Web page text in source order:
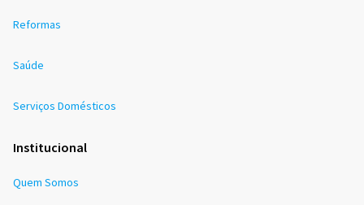
Reformas
Saúde
Serviços Domésticos
Institucional
Quem Somos